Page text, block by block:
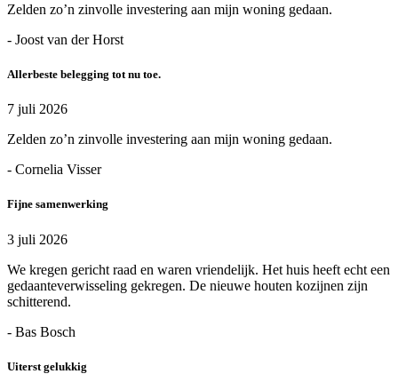
Zelden zo’n zinvolle investering aan mijn woning gedaan.
- Joost van der Horst
Allerbeste belegging tot nu toe.
7 juli 2026
Zelden zo’n zinvolle investering aan mijn woning gedaan.
- Cornelia Visser
Fijne samenwerking
3 juli 2026
We kregen gericht raad en waren vriendelijk. Het huis heeft echt een
gedaanteverwisseling gekregen. De nieuwe houten kozijnen zijn
schitterend.
- Bas Bosch
Uiterst gelukkig